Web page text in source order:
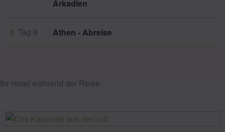
Arkadien
Tag 8 Athen - Abreise
Ihr Hotel während der Reise